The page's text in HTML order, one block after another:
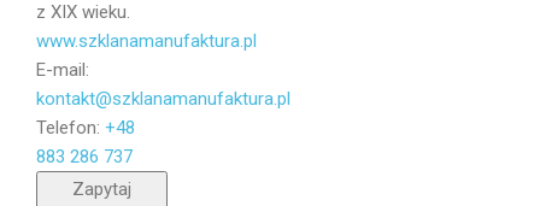
z XIX wieku.
www.szklanamanufaktura.pl
E-mail:
kontakt@szklanamanufaktura.pl
Telefon: +48
883 286 737
Zapytaj
Wyślij